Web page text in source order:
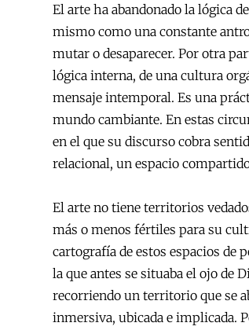
El arte ha abandonado la lógica
mismo como una constante
mutar o desaparecer. Por otra
lógica interna, de una cultura
mensaje intemporal. Es una
mundo cambiante. En estas
en el que su discurso cobra
relacional, un espacio
El arte no tiene territorios
más o menos fértiles para su
cartografía de estos espacios de
la que antes se situaba el ojo de
recorriendo un territorio que se
inmersiva, ubicada e implicada.